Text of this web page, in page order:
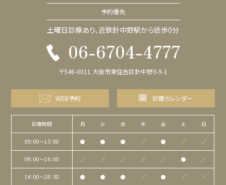
予約優先
土曜日診療あり、近鉄針中野駅から徒歩0分
06-6704-4777
〒546-0011 大阪市東住吉区針中野3-9-1
WEB予約 診療カレンダー
診療時間 月 火 水 木 金 土 日
09：00〜13：00 ● ● ● ／ ● ／ ／
09：00〜14：00 ／ ／ ／ ／ ／ ● ／
14：00〜18：30 ● ● ● ／ ● ／ ／